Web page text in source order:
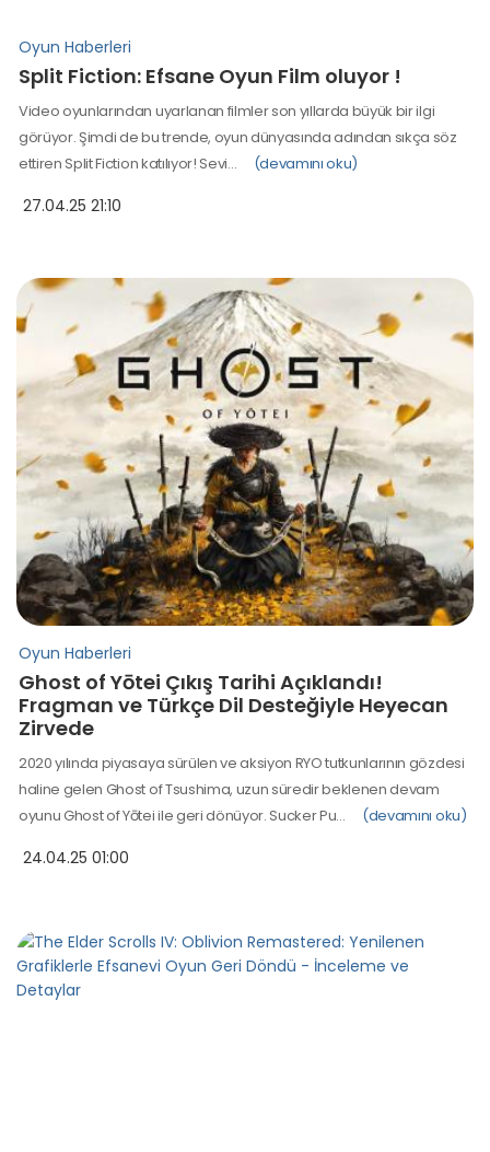
Oyun Haberleri
Split Fiction: Efsane Oyun Film oluyor !
Video oyunlarından uyarlanan filmler son yıllarda büyük bir ilgi
görüyor. Şimdi de bu trende, oyun dünyasında adından sıkça söz
ettiren Split Fiction katılıyor! Sevi…
(devamını oku)
27.04.25 21:10
Oyun Haberleri
Ghost of Yōtei Çıkış Tarihi Açıklandı!
Fragman ve Türkçe Dil Desteğiyle Heyecan
Zirvede
2020 yılında piyasaya sürülen ve aksiyon RYO tutkunlarının gözdesi
haline gelen Ghost of Tsushima, uzun süredir beklenen devam
oyunu Ghost of Yōtei ile geri dönüyor. Sucker Pu…
(devamını oku)
24.04.25 01:00